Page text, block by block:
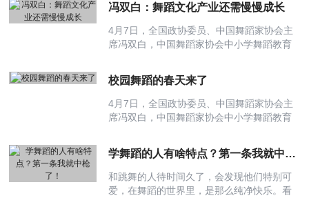
冯双白：舞蹈文化产业还需慢慢成长
4月7日，全国政协委员、中国舞蹈家协会主
席冯双白，中国舞蹈家协会中小学舞蹈教育
术教育的现状及挑战与网友分享自己的见
解。...
校园舞蹈的春天来了
4月7日，全国政协委员、中国舞蹈家协会主
席冯双白，中国舞蹈家协会中小学舞蹈教育
术教育的现状及挑战与网友分享自己的见
解。...
学舞蹈的人有啥特点？第一条我就中枪了！
和跳舞的人待时间久了，会发现他们特别可
爱，在舞蹈的世界里，是那么纯净快乐。看